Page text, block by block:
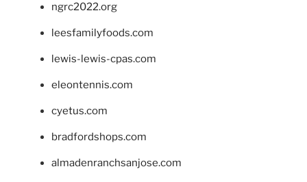
ngrc2022.org
leesfamilyfoods.com
lewis-lewis-cpas.com
eleontennis.com
cyetus.com
bradfordshops.com
almadenranchsanjose.com